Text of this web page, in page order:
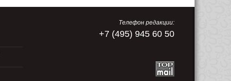
Телефон редакции:
+7 (495) 945 60 50